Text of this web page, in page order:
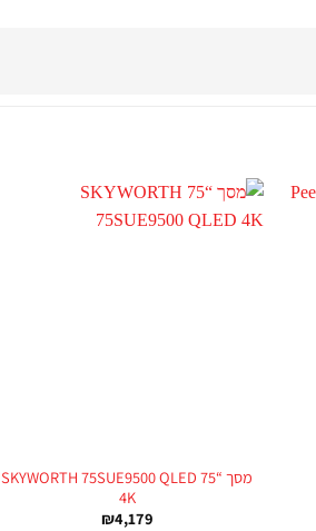
מסך “75 SKYWORTH 75SUE9500 QLED
4K
₪4,179